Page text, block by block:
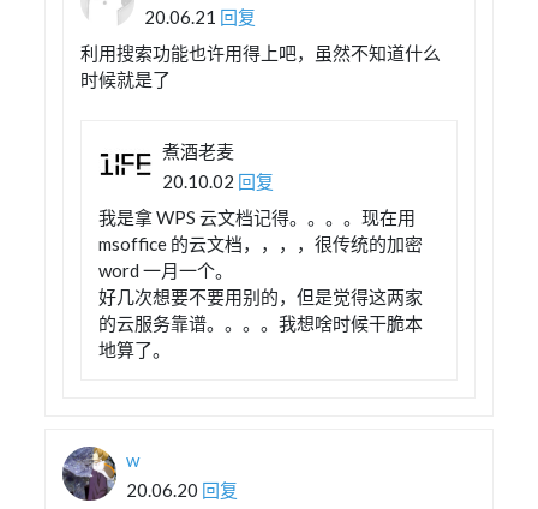
20.06.21 回复
利用搜索功能也许用得上吧，虽然不知道什么
时候就是了
煮酒老麦
20.10.02 回复
我是拿 WPS 云文档记得。。。。现在用
msoffice 的云文档，，，，很传统的加密
word 一月一个。
好几次想要不要用别的，但是觉得这两家
的云服务靠谱。。。。我想啥时候干脆本
地算了。
w
20.06.20 回复